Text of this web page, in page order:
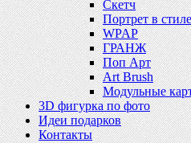
Скетч
Портрет в
WPAP
ГРАНЖ
Поп Арт
Art Brush
Модульные
3D фигурка по фото
Идеи подарков
Контакты